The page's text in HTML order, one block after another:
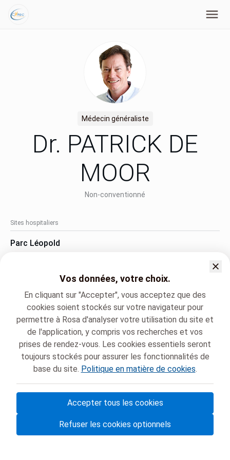
Médecin généraliste
Dr. PATRICK DE
MOOR
Non-conventionné
Sites hospitaliers
Parc Léopold
Langue parlée
Français (Français)
Chirec Médecine générale Dr. PATRICK DE MOOR
- Vos rendez-vous médicaux en Belgique 🇧🇪
Vos données, votre choix.
En cliquant sur "Accepter", vous acceptez que des
cookies soient stockés sur votre navigateur pour
permettre à Rosa d'analyser votre utilisation du site et
de l'application, y compris vos recherches et vos
prises de rendez-vous. Les cookies essentiels seront
toujours stockés pour assurer les fonctionnalités de
base du site. Politique en matière de cookies.
Accepter tous les cookies
Refuser les cookies optionnels